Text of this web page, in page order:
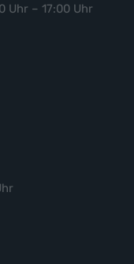
Uhr – 17:00 Uhr